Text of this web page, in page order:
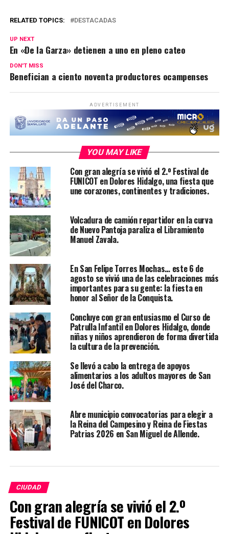
RELATED TOPICS: DESTACADAS
UP NEXT
En «De la Garza» detienen a uno en pleno cateo
DON'T MISS
Benefician a ciento noventa productores ocampenses
ADVERTISEMENT
YOU MAY LIKE
Con gran alegría se vivió el 2.º Festival de
FUNICOT en Dolores Hidalgo, una fiesta que
une corazones, continentes y tradiciones.
Volcadura de camión repartidor en la curva
de Nuevo Pantoja paraliza el Libramiento
Manuel Zavala.
En San Felipe Torres Mochas… este 6 de
agosto se vivió una de las celebraciones más
importantes para su gente: la fiesta en
honor al Señor de la Conquista.
Concluye con gran entusiasmo el Curso de
Patrulla Infantil en Dolores Hidalgo, donde
niñas y niños aprendieron de forma divertida
la cultura de la prevención.
Se llevó a cabo la entrega de apoyos
alimentarios a los adultos mayores de San
José del Charco.
Abre municipio convocatorias para elegir a
la Reina del Campesino y Reina de Fiestas
Patrias 2026 en San Miguel de Allende.
CIUDAD
Con gran alegría se vivió el 2.º
Festival de FUNICOT en Dolores